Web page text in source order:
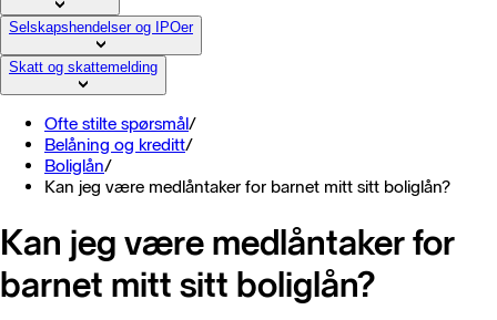
Selskapshendelser og IPOer
Skatt og skattemelding
Ofte stilte spørsmål/
Belåning og kreditt/
Boliglån/
Kan jeg være medlåntaker for barnet mitt sitt boliglån?
Kan jeg være medlåntaker for
barnet mitt sitt boliglån?